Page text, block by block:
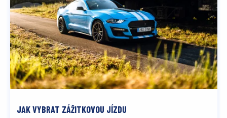
JAK VYBRAT ZÁŽITKOVOU JÍZDU